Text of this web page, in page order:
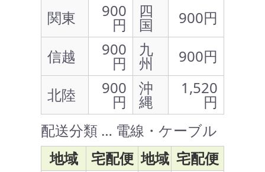
関東
900
円
四
国
900円
信越
900
円
九
州
900円
北陸
900
円
沖
縄
1,520
円
配送分類 … 電線・ケーブル
地域
宅配便 地域 宅配便